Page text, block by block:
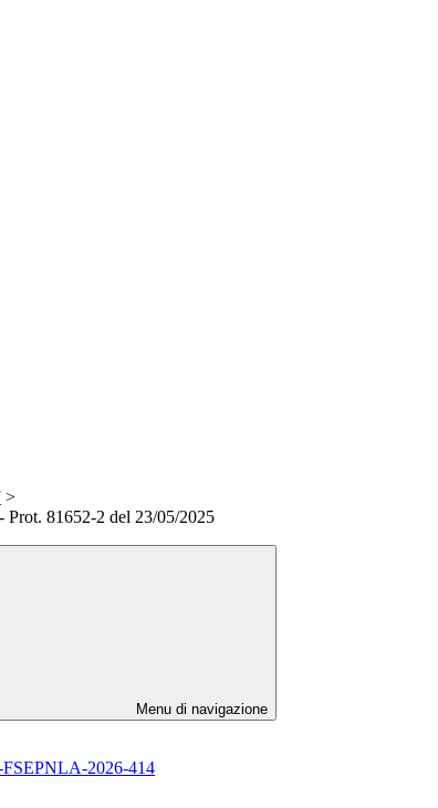
>
81652-2 del 23/05/2025
Menu di navigazione
FSEPNLA-2026-414